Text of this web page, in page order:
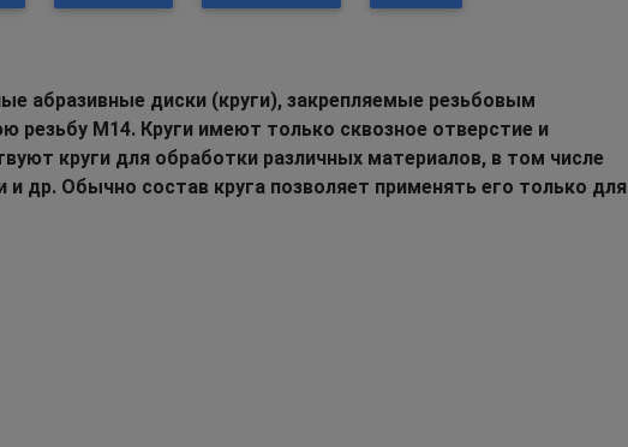
абразивные диски (круги), закрепляемые резьбовым
М14. Круги имеют только сквозное отверстие и
круги для обработки различных материалов, в том числе
др. Обычно состав круга позволяет применять его только для